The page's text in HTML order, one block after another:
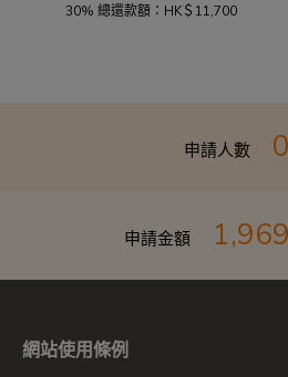
30% 總還款額：HK＄11,700
申請人數 0
申請金額
網站使用條例